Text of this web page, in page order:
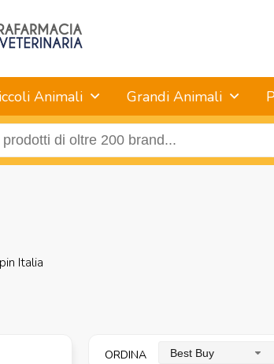
Animali Grandi Animali
Italia
ORDINA Best Buy